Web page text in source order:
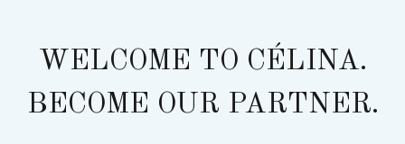
WELCOME TO CÉLINA.
BECOME OUR PARTNER.